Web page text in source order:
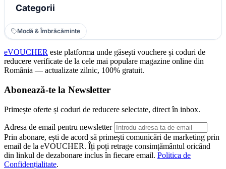
Categorii
Modă & Îmbrăcăminte
eVOUCHER este platforma unde găsești vouchere și coduri de
reducere verificate de la cele mai populare magazine online din
România — actualizate zilnic, 100% gratuit.
Abonează-te la Newsletter
Primește oferte și coduri de reducere selectate, direct în inbox.
Adresa de email pentru newsletter
Prin abonare, ești de acord să primești comunicări de marketing prin
email de la eVOUCHER. Îți poți retrage consimțământul oricând
din linkul de dezabonare inclus în fiecare email. Politica de
Confidențialitate.